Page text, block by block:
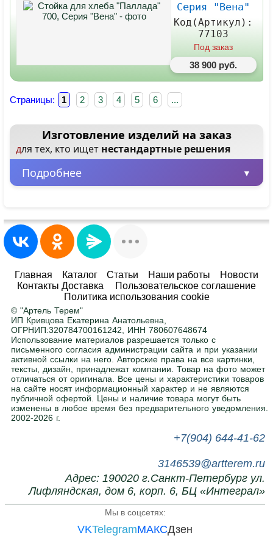
Серия "Вена"
Код(Артикул):
77103
Под заказ
38 900 руб.
Страницы: 1 2 3 4 5 6 ...
Изготовление изделий на заказ
для тех, кто ищет нестандартные решения
Подробнее
Заказывайте от одного изделия, не
ограничиваясь большими объемами.
Любые размеры и цвета
Адаптируем любой товар под ваше
помещение. Ширина, высота, глубина — по
вашему заданию. Покраска в любой цвет RAL
Нужна помощь в подборе?
Напишите или позвоните нам, поможем с
выбором.
Главная Каталог Статьи Наши работы
Новости
Контакты Доставка
Пользовательское соглашение
Политика использования cookie
© "Артель Терем"
ИП Кривцова Екатерина Анатольевна,
ОГРНИП:320784700161242, ИНН 780607648674
Использование материалов разрешается только с
письменного согласия администрации сайта и при указании
активной ссылки на него. Авторские права на все картинки,
тексты, дизайн, принадлежат компании. Товар на фото может
отличаться от оригинала. Все цены и характеристики товаров
на сайте носят информационный характер и не являются
публичной офертой. Цены и наличие товара могут быть
изменены в любое время без предварительного уведомления.
2002-2026 г.
+7(904) 644-41-62
3146539@artterem.ru
Адрес: 190020 г.Санкт-Петербург ул.
Лифляндская, дом 6, корп. 6, БЦ «Интеграл»
Мы в соцсетях:
VKTelegramМАКСДзен